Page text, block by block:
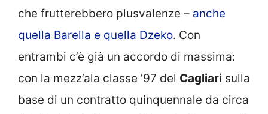
che frutterebbero plusvalenze – anche
quella Barella e quella Dzeko. Con
entrambi c’è già un accordo di massima:
con la mezz’ala classe ’97 del Cagliari sulla
base di un contratto quinquennale da circa